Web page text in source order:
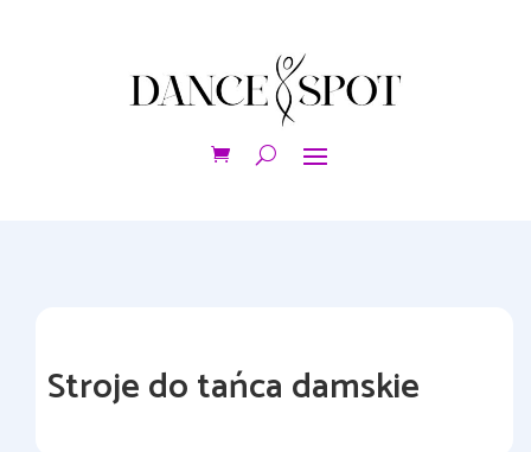
Stroje do tańca damskie